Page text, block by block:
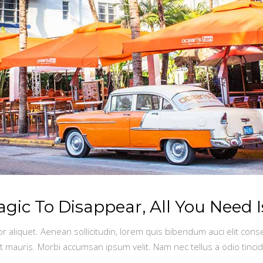
To Disappear, All You Need
aliquet. Aenean sollicitudin, lorem quis bibendum auci elit
Morbi accumsan ipsum velit. Nam nec tellus a odio